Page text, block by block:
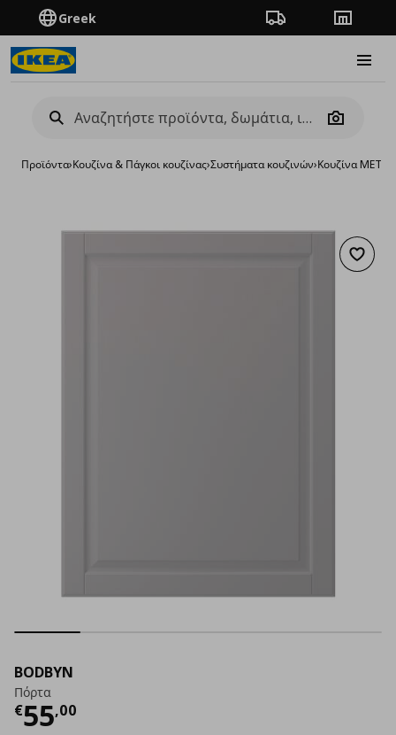
Greek Πορεία παραγγελίας
Camera
Προϊόντα›Κουζίνα & Πάγκοι κουζίνας›Συστήματα κουζινών›Κουζίνα
BODBYN
Πόρτα
€55,00
Τρέχουσα τιμή